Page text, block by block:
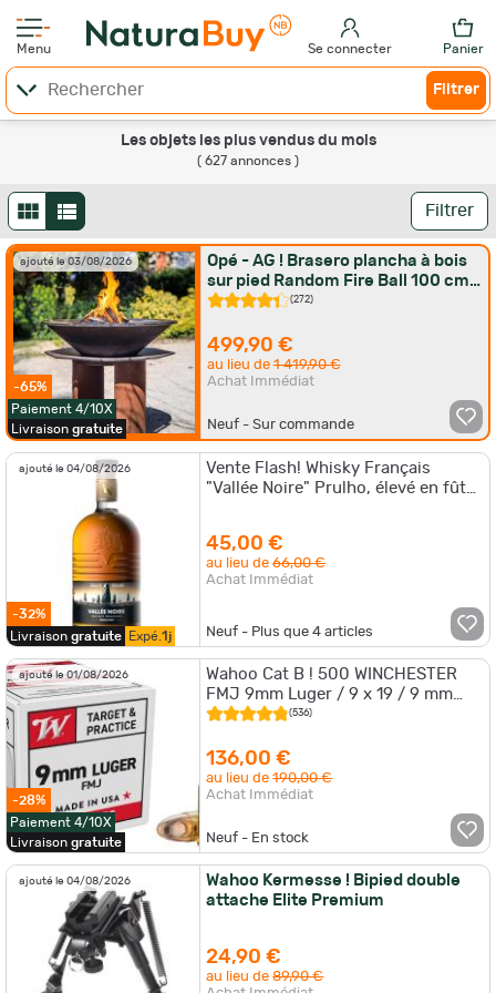
Menu Se connecter Panier
Filtrer
Les objets les plus vendus du mois
( 627 annonces )
Filtrer
ajouté le 03/08/2026
-65%
Paiement 4/10X
Livraison gratuite
Opé - AG ! Brasero plancha à bois
sur pied Random Fire Ball 100 cm +
Grille + Bâche
(272)
499,90 €
au lieu de1 419,90 €
Achat Immédiat
Neuf - Sur commande
ajouté le 04/08/2026
-32%
Livraison gratuite Expé. 1j
Vente Flash! Whisky Français
"Vallée Noire" Prulho, élevé en fût
45,00 €
au lieu de66,00 €
Achat Immédiat
Neuf - Plus que4 articles
ajouté le 01/08/2026
-28%
Paiement 4/10X
Livraison gratuite
Wahoo Cat B ! 500 WINCHESTER
FMJ 9mm Luger / 9 x 19 / 9 mm
para 124 GRS 10 boites de 50
(536)
136,00 €
au lieu de190,00 €
Achat Immédiat
Neuf - En stock
ajouté le 04/08/2026
Wahoo Kermesse ! Bipied double
attache Elite Premium
24,90 €
au lieu de89,90 €